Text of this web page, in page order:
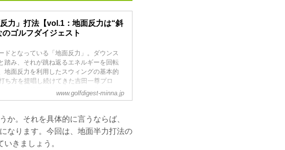
力」打法【vol.1：地面反力は“斜
ゴルフダイジェスト
ドとなっている「地面反力」。ダウンス
踏み、それが跳ね返るエネルギーを回転
地面反力を利用したスウィングの基本的
ち方を提唱し続けてきた吉田一尊プロ
やすい「地面反力打法」のやり方を聞い
www.golfdigest-minna.jp
か。それを具体的に言うならば、
なります。今回は、地面半力打法の
きましょう。